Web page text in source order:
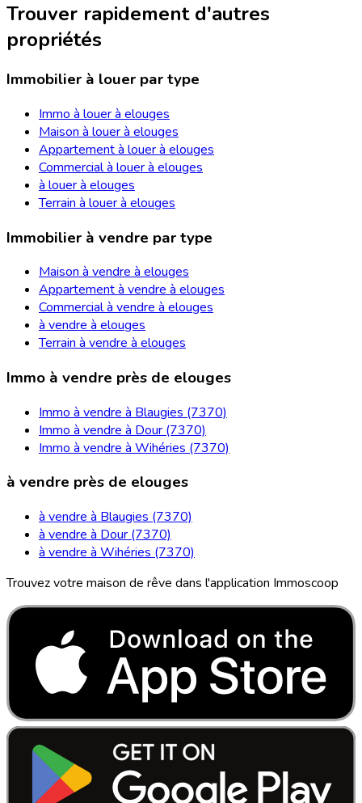
Trouver rapidement d'autres
propriétés
Immobilier à louer par type
Immo à louer à elouges
Maison à louer à elouges
Appartement à louer à elouges
Commercial à louer à elouges
à louer à elouges
Terrain à louer à elouges
Immobilier à vendre par type
Maison à vendre à elouges
Appartement à vendre à elouges
Commercial à vendre à elouges
à vendre à elouges
Terrain à vendre à elouges
Immo à vendre près de elouges
Immo à vendre à Blaugies (7370)
Immo à vendre à Dour (7370)
Immo à vendre à Wihéries (7370)
à vendre près de elouges
à vendre à Blaugies (7370)
à vendre à Dour (7370)
à vendre à Wihéries (7370)
Trouvez votre maison de rêve dans l'application Immoscoop